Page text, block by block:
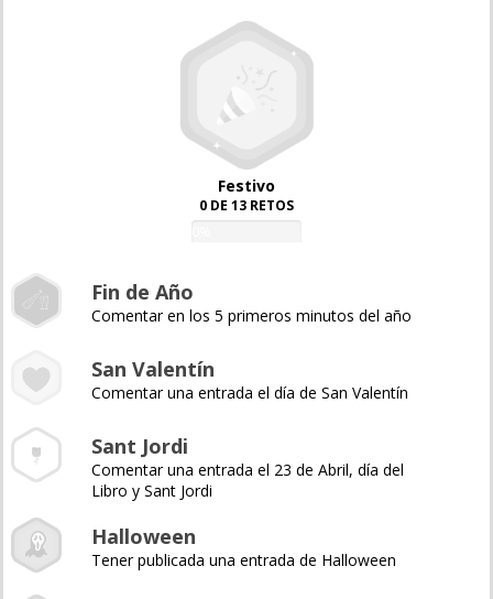
Festivo
0 DE 13 RETOS
Fin de Año
Comentar en los 5 primeros minutos del año
San Valentín
Comentar una entrada el día de San Valentín
Sant Jordi
Comentar una entrada el 23 de Abril, día del
Libro y Sant Jordi
Halloween
Tener publicada una entrada de Halloween